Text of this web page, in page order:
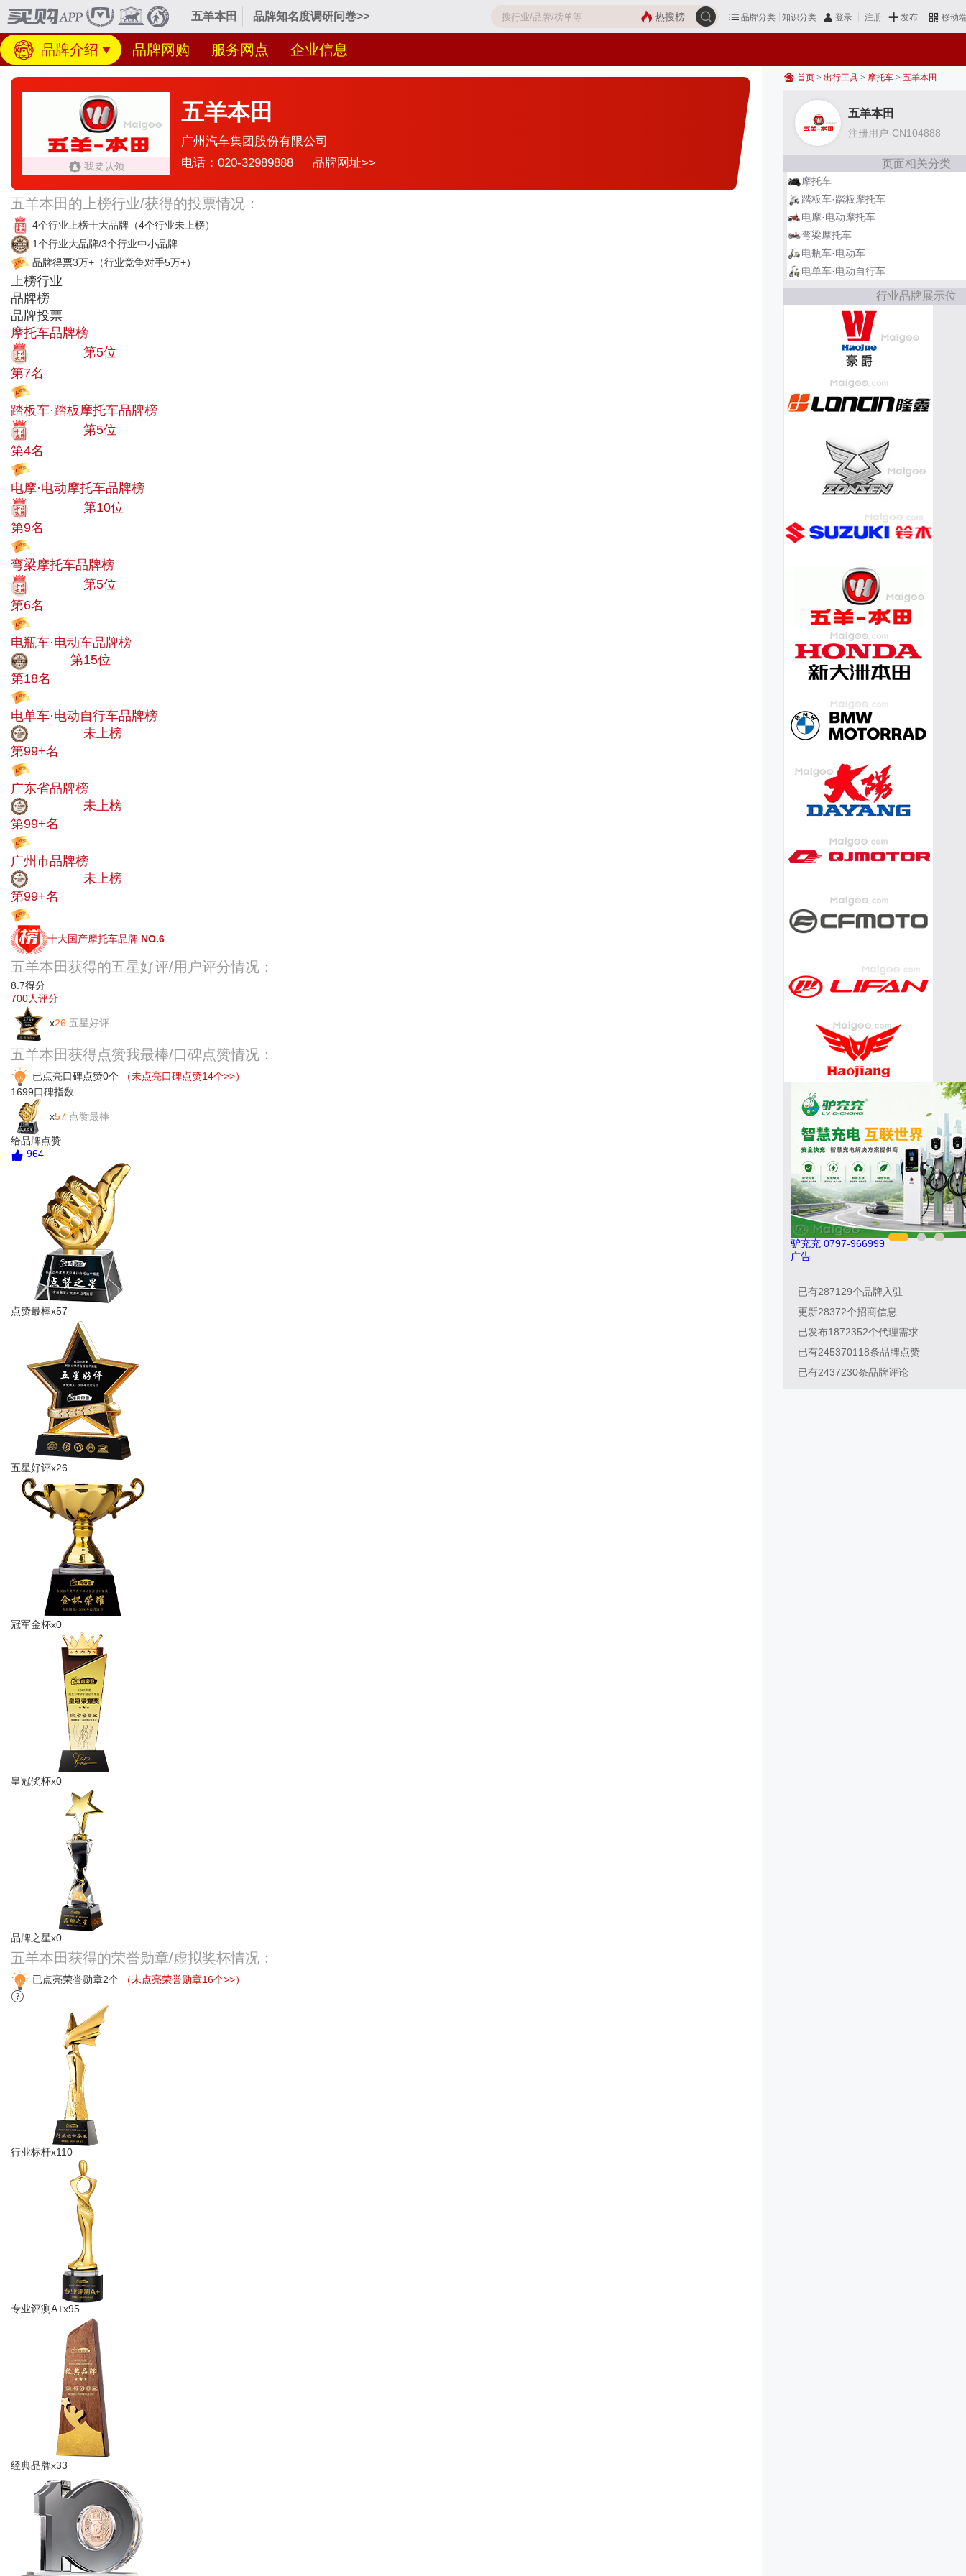
五羊本田 品牌知名度调研问卷>> 品牌分类 知识分类 登录 注册 发布 移动
热搜榜
品牌介绍 品牌网购 服务网点 企业信息
我要认领
五羊本田
广州汽车集团股份有限公司
电话：020-32989888
品牌网址>>
五羊本田的上榜行业/获得的投票情况：
4个行业上榜十大品牌 （4个行业未上榜）
1个行业大品牌/3个行业中小品牌
品牌得票3万+ （行业竞争对手5万+）
上榜行业
品牌榜
品牌投票
摩托车品牌榜
第5位
第7名
踏板车·踏板摩托车品牌榜
第5位
第4名
电摩·电动摩托车品牌榜
第10位
第9名
弯梁摩托车品牌榜
第5位
第6名
电瓶车·电动车品牌榜
第15位
第18名
电单车·电动自行车品牌榜
未上榜
第99+名
广东省品牌榜
未上榜
第99+名
广州市品牌榜
未上榜
第99+名
十大国产摩托车品牌 NO.6
五羊本田获得的五星好评/用户评分情况：
8.7得分
700人评分
x26 五星好评
五羊本田获得点赞我最棒/口碑点赞情况：
已点亮口碑点赞0个
（未点亮口碑点赞14个>>）
1699口碑指数
x57 点赞最棒
给品牌点赞
964
点赞最棒x57
五星好评x26
冠军金杯x0
皇冠奖杯x0
品牌之星x0
五羊本田获得的荣誉勋章/虚拟奖杯情况：
已点亮荣誉勋章2个 （未点亮荣誉勋章16个>>）
行业标杆x110
专业评测A+x95
经典品牌x33
首页 > 出行工具 > 摩托车 > 五羊本田
五羊本田
注册用户-CN104888
页面相关分类
摩托车
踏板车·踏板摩托车
电摩·电动摩托车
弯梁摩托车
电瓶车·电动车
电单车·电动自行车
行业品牌展示位
驴充充 0797-966999
广告
已有287129个品牌入驻
更新28372个招商信息
已发布1872352个代理需求
已有245370118条品牌点赞
已有2437230条品牌评论